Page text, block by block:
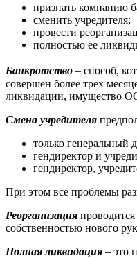
признать компанию
сменить учредителя;
провести
полностью ее
Банкротство – способ,
совершен более трех
ликвидации, имущество
Смена учредителя
только генеральный
гендиректор и
гендиректор,
При этом все проблемы
Реорганизация
собственностью нового
Полная ликвидация – это